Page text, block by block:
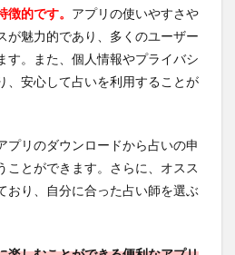
的です。 アプリの使いやすさや
が魅力的であり、多くのユーザー
す。また、個人情報やプライバシ
、安心して占いを利用することが
プリのダウンロードから占いの申
ことができます。さらに、オスス
おり、自分に合った占い師を選ぶ